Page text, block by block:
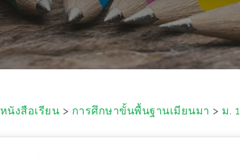
หนังสือเรียน > การศึกษาขั้นพื้นฐานเมียนมา > ม. 1